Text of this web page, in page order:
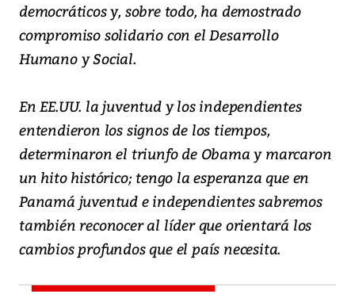
democráticos y, sobre todo, ha demostrado
compromiso solidario con el Desarrollo
Humano y Social.
En EE.UU. la juventud y los independientes
entendieron los signos de los tiempos,
determinaron el triunfo de Obama y marcaron
un hito histórico; tengo la esperanza que en
Panamá juventud e independientes sabremos
también reconocer al líder que orientará los
cambios profundos que el país necesita.